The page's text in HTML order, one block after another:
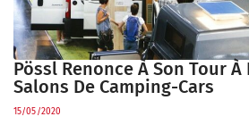
Pössl Renonce À Son Tour
Salons De Camping-Cars
15/05/2020